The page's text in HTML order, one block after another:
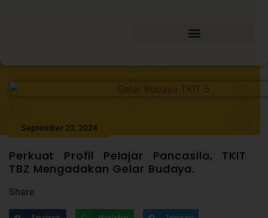
September 23, 2024
Perkuat Profil Pelajar Pancasila, TKIT
TBZ Mengadakan Gelar Budaya.
Share